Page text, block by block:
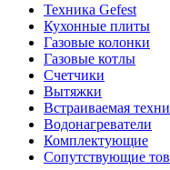
Техника Gefest
Кухонные плиты
Газовые колонки
Газовые котлы
Счетчики
Вытяжки
Встраиваемая
Водонагреватели
Комплектующие
Сопутствующие